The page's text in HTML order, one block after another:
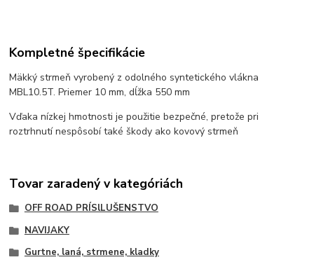
Kompletné špecifikácie
Mäkký strmeň vyrobený z odolného syntetického vlákna
MBL10.5T. Priemer 10 mm, dĺžka 550 mm
Vďaka nízkej hmotnosti je použitie bezpečné, pretože pri
roztrhnutí nespôsobí také škody ako kovový strmeň
Tovar zaradený v kategóriách
OFF ROAD PRÍSlLUŠENSTVO
NAVIJAKY
Gurtne, laná, strmene, kladky